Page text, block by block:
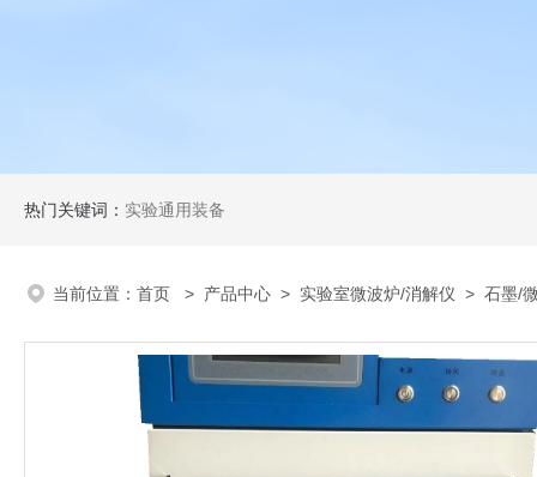
热门关键词： 实验通用装备
当前位置： 首页 > 产品中心 > 实验室微波炉/消解仪 > 石墨/